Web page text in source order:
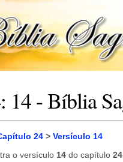
14 - Bíblia
24 > Versículo 14
o versículo 14 do capítulo 24